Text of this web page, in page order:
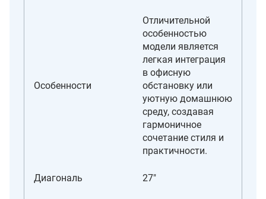
Особенности
Отличительной
особенностью
модели является
легкая интеграция
в офисную
обстановку или
уютную домашнюю
среду, создавая
гармоничное
сочетание стиля и
практичности.
Диагональ 27"